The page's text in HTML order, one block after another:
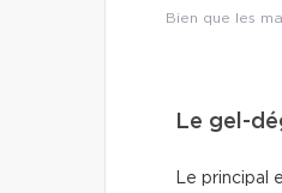
Bien que les
Le gel-
Le principal